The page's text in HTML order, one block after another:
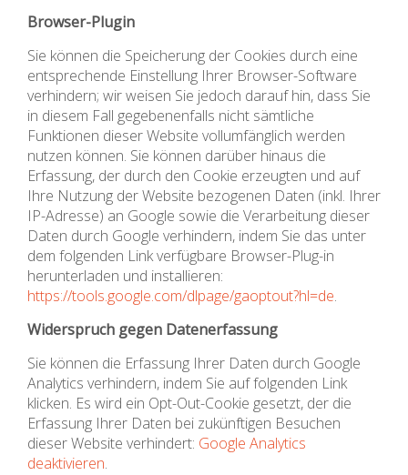
Browser-Plugin
Sie können die Speicherung der Cookies durch eine
entsprechende Einstellung Ihrer Browser-Software
verhindern; wir weisen Sie jedoch darauf hin, dass Sie
in diesem Fall gegebenenfalls nicht sämtliche
Funktionen dieser Website vollumfänglich werden
nutzen können. Sie können darüber hinaus die
Erfassung, der durch den Cookie erzeugten und auf
Ihre Nutzung der Website bezogenen Daten (inkl. Ihrer
IP-Adresse) an Google sowie die Verarbeitung dieser
Daten durch Google verhindern, indem Sie das unter
dem folgenden Link verfügbare Browser-Plug-in
herunterladen und installieren:
https://tools.google.com/dlpage/gaoptout?hl=de.
Widerspruch gegen Datenerfassung
Sie können die Erfassung Ihrer Daten durch Google
Analytics verhindern, indem Sie auf folgenden Link
klicken. Es wird ein Opt-Out-Cookie gesetzt, der die
Erfassung Ihrer Daten bei zukünftigen Besuchen
dieser Website verhindert: Google Analytics
deaktivieren.